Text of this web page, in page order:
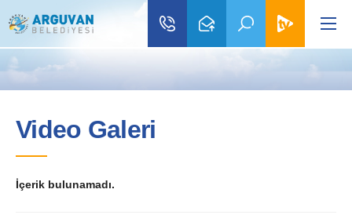
Video Galeri
İçerik bulunamadı.